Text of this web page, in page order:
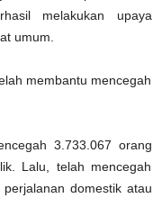
melakukan upaya
umum.
membantu mencegah
3.733.067 orang
Lalu, telah mencegah
domestik atau